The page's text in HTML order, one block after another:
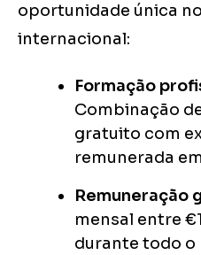
oportunidade única
internacional:
Formação
Combinação
gratuito com
remunerada
Remuneração
mensal entre
durante todo o